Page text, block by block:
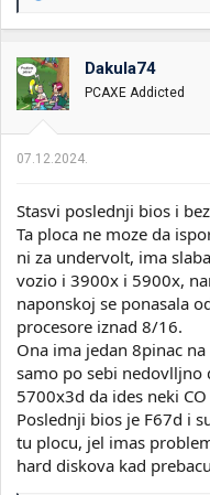
o
a
n
:
Dakula74
PCAXE Addicted
07.12.2024.
Stasvi poslednji bios i
Ta ploca ne moze da
ni za undervolt, ima
vozio i 3900x i 5900x,
naponskoj se ponasala
procesore iznad 8/16.
Ona ima jedan 8pinac
samo po sebi nedovlljno
5700x3d da ides neki
Poslednji bios je F67d i
tu plocu, jel imas
hard diskova kad